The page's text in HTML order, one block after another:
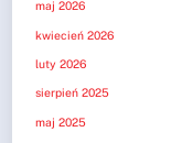
maj 2026
kwiecień 2026
luty 2026
sierpień 2025
maj 2025